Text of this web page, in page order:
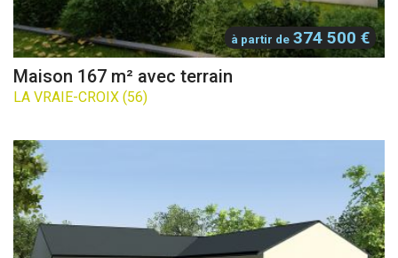
à partir de 374 500 €
Maison 167 m² avec terrain
LA VRAIE-CROIX (56)